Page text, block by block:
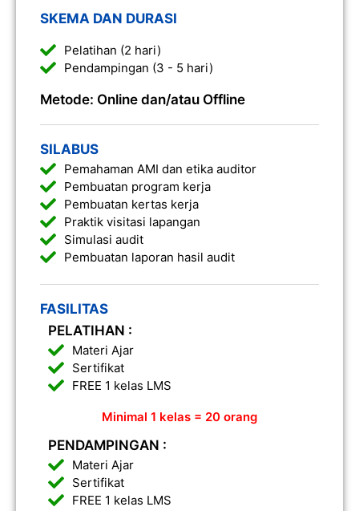
SKEMA DAN DURASI
Pelatihan (2 hari)
Pendampingan (3 - 5 hari)
Metode: Online dan/atau Offline
SILABUS
Pemahaman AMI dan etika auditor
Pembuatan program kerja
Pembuatan kertas kerja
Praktik visitasi lapangan
Simulasi audit
Pembuatan laporan hasil audit
FASILITAS
PELATIHAN :
Materi Ajar
Sertifikat
FREE 1 kelas LMS
Minimal 1 kelas = 20 orang
PENDAMPINGAN :
Materi Ajar
Sertifikat
FREE 1 kelas LMS